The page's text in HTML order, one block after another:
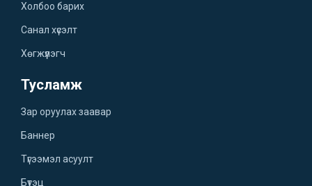
Холбоо барих
Санал хүсэлт
Хөгжүүлэгч
Тусламж
Зар оруулах заавар
Баннер
Түгээмэл асуулт
Бүтэц